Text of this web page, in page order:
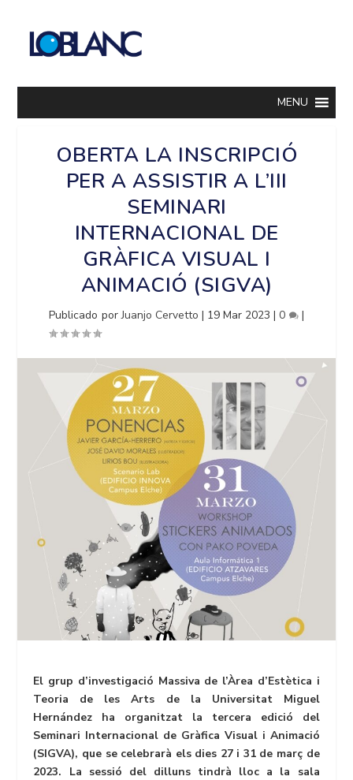
MENU
OBERTA LA INSCRIPCIÓ
PER A ASSISTIR A L’III
SEMINARI
INTERNACIONAL DE
GRÀFICA VISUAL I
ANIMACIÓ (SIGVA)
Publicado porJuanjo Cervetto | 19 Mar 2023 |0 |
El grup d’investigació Massiva de l’Àrea d’Estètica i
Teoria de les Arts de la Universitat Miguel
Hernández ha organitzat la tercera edició del
Seminari Internacional de Gràfica Visual i Animació
(SIGVA), que se celebrarà els dies 27 i 31 de març de
2023. La sessió del dilluns tindrà lloc a la sala